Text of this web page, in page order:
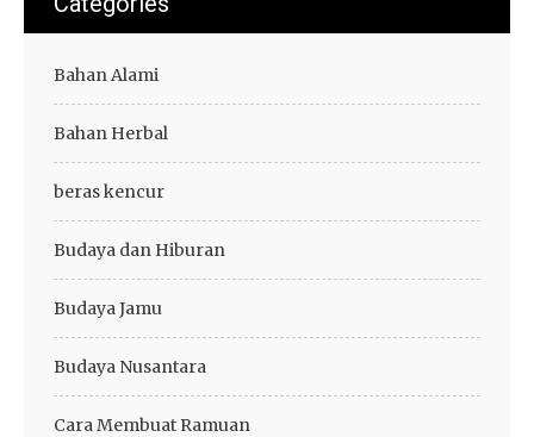
Bahan Alami
Bahan Herbal
beras kencur
Budaya dan Hiburan
Budaya Jamu
Budaya Nusantara
Cara Membuat Ramuan